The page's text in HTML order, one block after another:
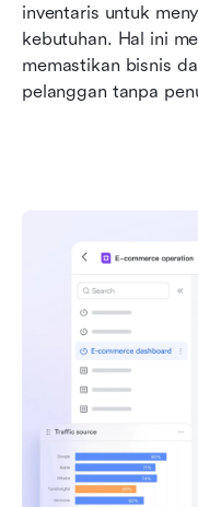
inventaris untuk
kebutuhan. Hal ini
memastikan bisnis
pelanggan tanpa